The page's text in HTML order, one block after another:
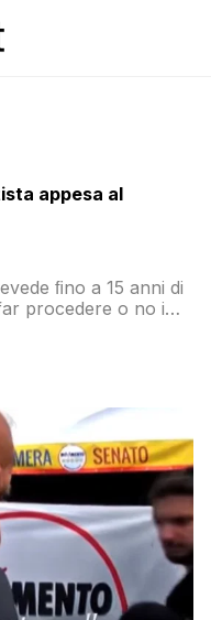
appesa al
ﬁno a 15 anni di
procedere o no i